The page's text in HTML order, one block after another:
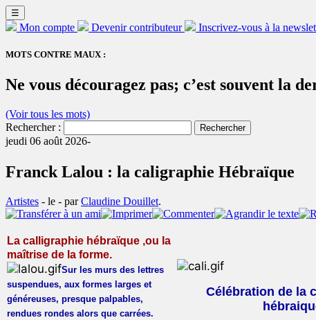
☰
Mon compte Devenir contributeur Inscrivez-vous à la
MOTS CONTRE MAUX :
Ne vous découragez pas; c’est souvent la
(Voir tous les mots)
Rechercher :
jeudi 06 août 2026-
Franck Lalou : la caligraphie Hébraïque
Artistes - le - parClaudine Douillet.
La calligraphie hébraïque ,ou la
maîtrise de la forme.
Sur les murs des lettres
suspendues, aux formes larges et
généreuses, presque palpables,
rendues rondes alors que carrées.
Célébration de la